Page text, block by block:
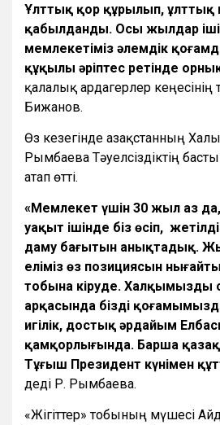
Ұлттық қор құрылып, ұлттық
қабылданды. Осы жылдар
мемлекетіміз әлемдік
құқылы әріптес ретінде
қалалық ардагерлер кеңесінің
Бижанов.
Өз кезегінде Қазақстанның
Рымбаева Тәуелсіздіктің
атап өтті.
«Мемлекет үшін 30 жыл аз
уақыт ішінде біз өсіп,
даму бағытын анықтадық.
еліміз өз позициясын
тобына кіруде. Халқымыздың
арқасында біздің
игілік, достық әрдайым
қамқорлығында. Барша
Тұңғыш Президент күнімен
деді Р. Рымбаева.
«Жігіттер» тобының мүшесі